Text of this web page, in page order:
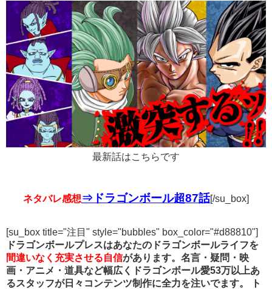
最新話はこちらです
ネタバレ感想⇒ドラゴンボール超87話[/su_box]
[su_box title="注目" style="bubbles" box_color="#d88810"]
ドラゴンボールプレスはあなたのドラゴンボールライフを
間違いなく充実させる自信があります。名言・疑問・映
画・アニメ・道具など幅広くドラゴンボール愛53万以上あ
るスタッフが日々コンテンツ制作に全力を注いでます。
ト